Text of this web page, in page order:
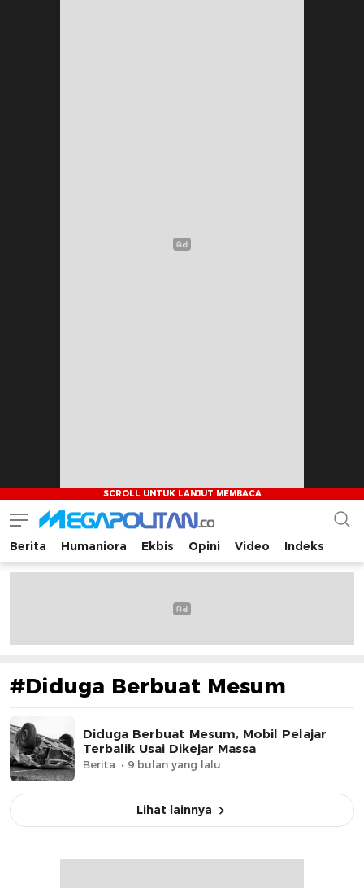
Megapolitan.co
Menyajikan berita-berita fakta bagi pembaca
Berita Humaniora Ekbis Opini Video Indeks
#Diduga Berbuat Mesum
Diduga Berbuat Mesum, Mobil Pelajar
Terbalik Usai Dikejar Massa
Berita 9 bulan yang lalu
Lihat lainnya